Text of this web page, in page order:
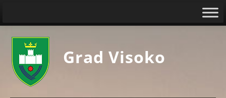
Grad Visoko